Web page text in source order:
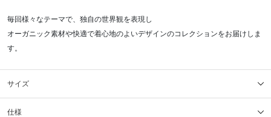
毎回様々なテーマで、独自の世界観を表現し
オーガニック素材や快適で着心地のよいデザインのコレクションをお届けしま
す。
サイズ
仕様